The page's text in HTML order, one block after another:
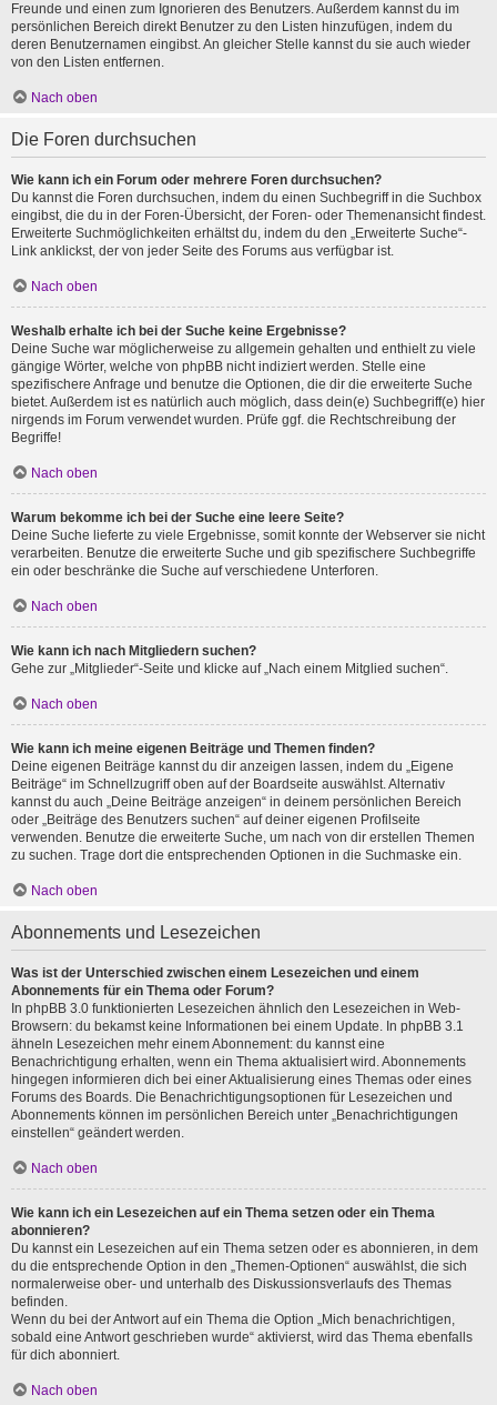
Freunde und einen zum Ignorieren des Benutzers. Außerdem kannst du im
persönlichen Bereich direkt Benutzer zu den Listen hinzufügen, indem du
deren Benutzernamen eingibst. An gleicher Stelle kannst du sie auch wieder
von den Listen entfernen.
Nach oben
Die Foren durchsuchen
Wie kann ich ein Forum oder mehrere Foren durchsuchen?
Du kannst die Foren durchsuchen, indem du einen Suchbegriff in die Suchbox
eingibst, die du in der Foren-Übersicht, der Foren- oder Themenansicht findest.
Erweiterte Suchmöglichkeiten erhältst du, indem du den „Erweiterte Suche“-
Link anklickst, der von jeder Seite des Forums aus verfügbar ist.
Nach oben
Weshalb erhalte ich bei der Suche keine Ergebnisse?
Deine Suche war möglicherweise zu allgemein gehalten und enthielt zu viele
gängige Wörter, welche von phpBB nicht indiziert werden. Stelle eine
spezifischere Anfrage und benutze die Optionen, die dir die erweiterte Suche
bietet. Außerdem ist es natürlich auch möglich, dass dein(e) Suchbegriff(e) hier
nirgends im Forum verwendet wurden. Prüfe ggf. die Rechtschreibung der
Begriffe!
Nach oben
Warum bekomme ich bei der Suche eine leere Seite?
Deine Suche lieferte zu viele Ergebnisse, somit konnte der Webserver sie nicht
verarbeiten. Benutze die erweiterte Suche und gib spezifischere Suchbegriffe
ein oder beschränke die Suche auf verschiedene Unterforen.
Nach oben
Wie kann ich nach Mitgliedern suchen?
Gehe zur „Mitglieder“-Seite und klicke auf „Nach einem Mitglied suchen“.
Nach oben
Wie kann ich meine eigenen Beiträge und Themen finden?
Deine eigenen Beiträge kannst du dir anzeigen lassen, indem du „Eigene
Beiträge“ im Schnellzugriff oben auf der Boardseite auswählst. Alternativ
kannst du auch „Deine Beiträge anzeigen“ in deinem persönlichen Bereich
oder „Beiträge des Benutzers suchen“ auf deiner eigenen Profilseite
verwenden. Benutze die erweiterte Suche, um nach von dir erstellen Themen
zu suchen. Trage dort die entsprechenden Optionen in die Suchmaske ein.
Nach oben
Abonnements und Lesezeichen
Was ist der Unterschied zwischen einem Lesezeichen und einem
Abonnements für ein Thema oder Forum?
In phpBB 3.0 funktionierten Lesezeichen ähnlich den Lesezeichen in Web-
Browsern: du bekamst keine Informationen bei einem Update. In phpBB 3.1
ähneln Lesezeichen mehr einem Abonnement: du kannst eine
Benachrichtigung erhalten, wenn ein Thema aktualisiert wird. Abonnements
hingegen informieren dich bei einer Aktualisierung eines Themas oder eines
Forums des Boards. Die Benachrichtigungsoptionen für Lesezeichen und
Abonnements können im persönlichen Bereich unter „Benachrichtigungen
einstellen“ geändert werden.
Nach oben
Wie kann ich ein Lesezeichen auf ein Thema setzen oder ein Thema
abonnieren?
Du kannst ein Lesezeichen auf ein Thema setzen oder es abonnieren, in dem
du die entsprechende Option in den „Themen-Optionen“ auswählst, die sich
normalerweise ober- und unterhalb des Diskussionsverlaufs des Themas
befinden.
Wenn du bei der Antwort auf ein Thema die Option „Mich benachrichtigen,
sobald eine Antwort geschrieben wurde“ aktivierst, wird das Thema ebenfalls
für dich abonniert.
Nach oben